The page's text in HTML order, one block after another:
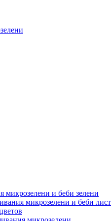
микрозелени и беби зелени
микрозелени и беби